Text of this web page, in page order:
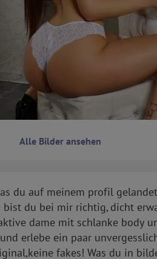
Alle Bilder ansehen
du auf meinem profil
du bei mir richtig, dicht
dame mit schlanke body
erlebe ein paar
fakes! Was du in